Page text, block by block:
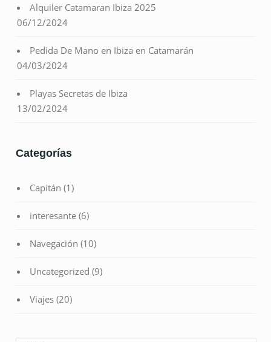
Alquiler Catamaran Ibiza 2025
06/12/2024
Pedida De Mano en Ibiza en Catamarán
04/03/2024
Playas Secretas de Ibiza
13/02/2024
Categorías
Capitán (1)
interesante (6)
Navegación (10)
Uncategorized (9)
Viajes (20)